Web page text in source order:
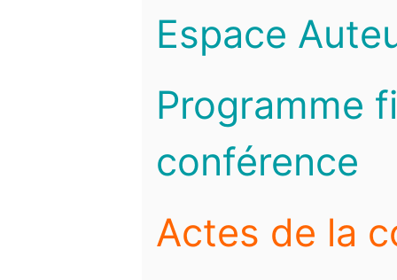
Espace
Programme
conférence
Actes de la